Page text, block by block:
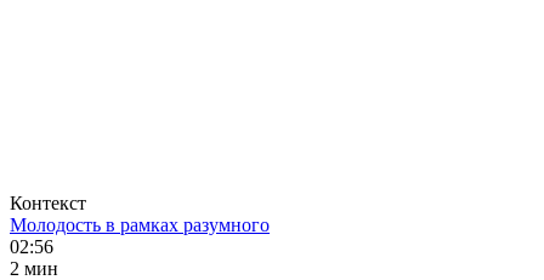
Контекст
Молодость в рамках разумного
02:56
2 мин